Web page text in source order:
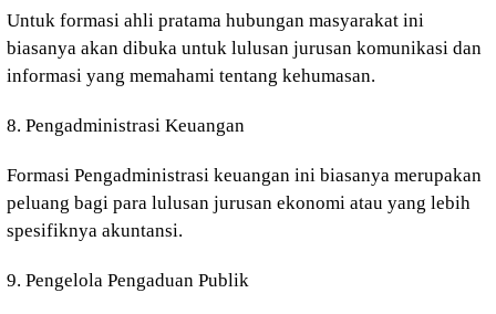
Untuk formasi ahli pratama hubungan masyarakat ini
biasanya akan dibuka untuk lulusan jurusan komunikasi dan
informasi yang memahami tentang kehumasan.
8. Pengadministrasi Keuangan
Formasi Pengadministrasi keuangan ini biasanya merupakan
peluang bagi para lulusan jurusan ekonomi atau yang lebih
spesifiknya akuntansi.
9. Pengelola Pengaduan Publik